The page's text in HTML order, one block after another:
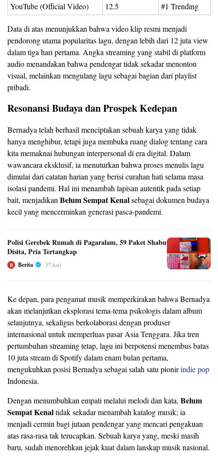
YouTube (Official Video)
12.5 #1 Trending
Data di atas menunjukkan bahwa video klip resmi menjadi
pendorong utama popularitas lagu, dengan lebih dari 12 juta view
dalam tiga hari pertama. Angka streaming yang stabil di platform
audio menandakan bahwa pendengar tidak sekadar menonton
visual, melainkan mengulang lagu sebagai bagian dari playlist
pribadi.
Resonansi Budaya dan Prospek Kedepan
Bernadya telah berhasil menciptakan sebuah karya yang tidak
hanya menghibur, tetapi juga membuka ruang dialog tentang cara
kita memaknai hubungan interpersonal di era digital. Dalam
wawancara eksklusif, ia menuturkan bahwa proses menulis lagu
dimulai dari catatan harian yang berisi curahan hati selama masa
isolasi pandemi. Hal ini menambah lapisan autentik pada setiap
bait, menjadikan Belum Sempat Kenalsebagai dokumen budaya
kecil yang mencerminkan generasi pasca‑pandemi.
Polisi Gerebek Rumah di Pagaralam, 59 Paket Shabu
Disita, Pria Tertangkap
B Berita 37 hari
Ke depan, para pengamat musik memperkirakan bahwa Bernadya
akan melanjutkan eksplorasi tema‑tema psikologis dalam album
selanjutnya, sekaligus berkolaborasi dengan produser
internasional untuk memperluas pasar Asia Tenggara. Jika tren
pertumbuhan streaming tetap, lagu ini berpotensi menembus batas
10 juta stream di Spotify dalam enam bulan pertama,
mengukuhkan posisi Bernadya sebagai salah satu pionirindie pop
Indonesia.
Dengan menumbuhkan empati melalui melodi dan kata, Belum
Sempat Kenaltidak sekadar menambah katalog musik; ia
menjadi cermin bagi jutaan pendengar yang mencari pengakuan
atas rasa‑rasa tak terucapkan. Sebuah karya yang, meski masih
baru, sudah menorehkan jejak kuat dalam lanskap musik nasional.